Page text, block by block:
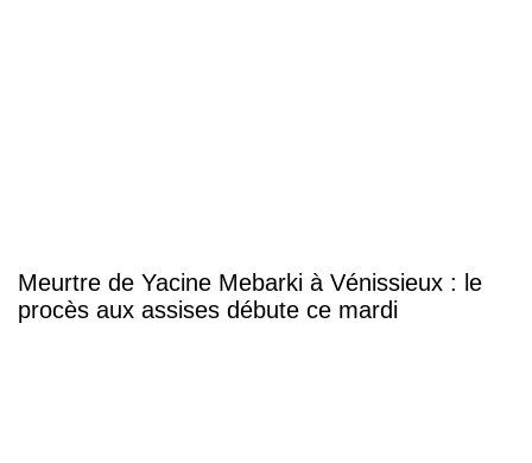
Meurtre de Yacine Mebarki à Vénissieux : le
procès aux assises débute ce mardi